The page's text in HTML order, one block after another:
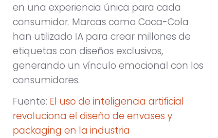
en una experiencia única para cada
consumidor. Marcas como Coca-Cola
han utilizado IA para crear millones de
etiquetas con diseños exclusivos,
generando un vínculo emocional con los
consumidores.
Fuente: El uso de inteligencia artificial
revoluciona el diseño de envases y
packaging en la industria